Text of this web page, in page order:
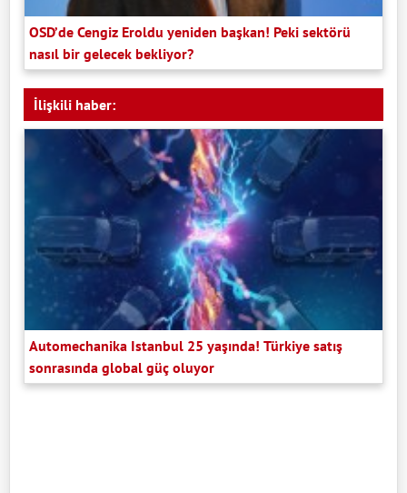
OSD’de Cengiz Eroldu yeniden başkan! Peki sektörü
nasıl bir gelecek bekliyor?
İlişkili haber:
Automechanika Istanbul 25 yaşında! Türkiye satış
sonrasında global güç oluyor